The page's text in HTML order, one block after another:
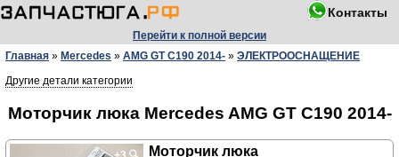
Контакты
Перейти к полной версии
Главная » Mercedes » AMG GT C190 2014- » ЭЛЕКТРООСНАЩЕНИЕ
Другие детали категории
Моторчик люка Mercedes AMG GT C190 2014-
Моторчик люка